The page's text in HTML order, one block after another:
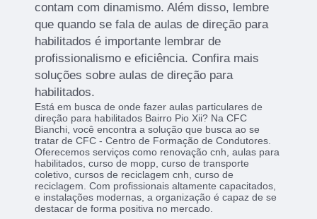
contam com dinamismo. Além disso, lembre
que quando se fala de aulas de direção para
habilitados é importante lembrar de
profissionalismo e eficiência. Confira mais
soluções sobre aulas de direção para
habilitados.
Está em busca de onde fazer aulas particulares de
direção para habilitados Bairro Pio Xii? Na CFC
Bianchi, você encontra a solução que busca ao se
tratar de CFC - Centro de Formação de Condutores.
Oferecemos serviços como renovação cnh, aulas para
habilitados, curso de mopp, curso de transporte
coletivo, cursos de reciclagem cnh, curso de
reciclagem. Com profissionais altamente capacitados,
e instalações modernas, a organização é capaz de se
destacar de forma positiva no mercado.